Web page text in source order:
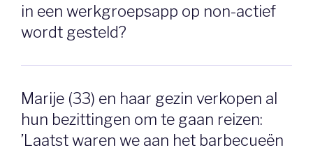
in een werkgroepsapp op non-actief
wordt gesteld?
Marije (33) en haar gezin verkopen al
hun bezittingen om te gaan reizen:
’Laatst waren we aan het barbecueën